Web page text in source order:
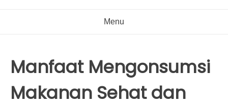
Menu
Manfaat Mengonsumsi
Makanan Sehat dan